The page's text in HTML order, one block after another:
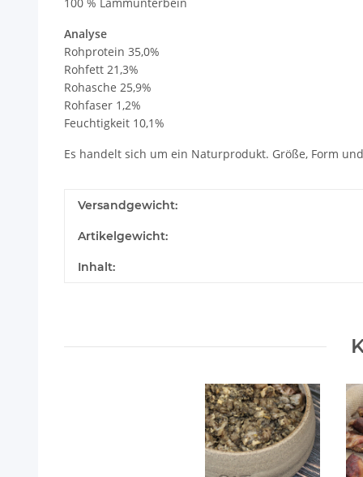
Analyse
Rohprotein 35,0%
Rohfett 21,3%
Rohasche 25,9%
Rohfaser 1,2%
Feuchtigkeit 10,1%
Es handelt sich um ein Naturprodukt. Größe, Form
Versandgewicht:
Artikelgewicht:
Inhalt: